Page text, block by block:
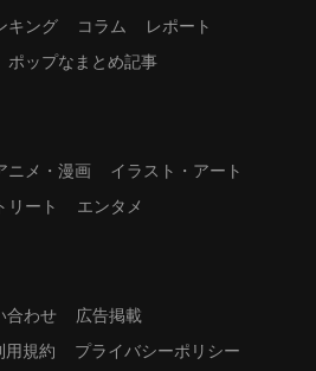
キング コラム
レポート
ポップなまとめ記事
ニメ・漫画
イラスト・アート
リート エンタメ
合わせ
広告掲載
用規約 プライバシーポリシー